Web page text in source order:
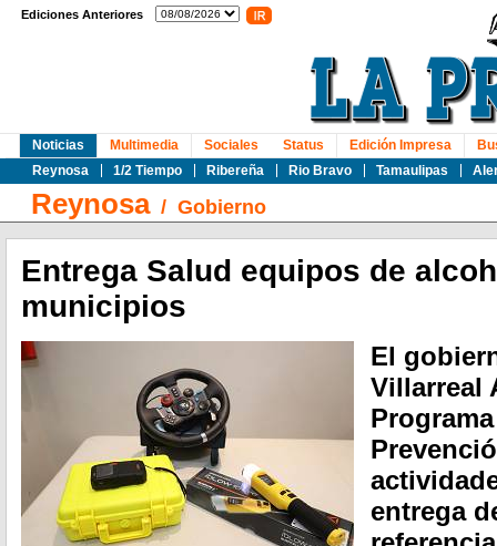
Ediciones Anteriores
Noticias
Reynosa
1/2 Tiempo Ribereña Rio Bravo Tamaulipas
Multimedia Sociales Status Edición Impresa
Reynosa/ Gobierno
Entrega Salud equipos de
municipios
El
Villarreal
entrega